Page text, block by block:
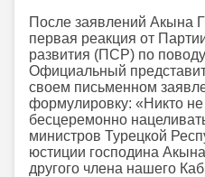
После заявлений Акына
первая реакция от
развития (ПСР) по
Официальный
своем письменном
формулировку: «Никто
бесцеремонно
министров Турецкой
юстиции господина
другого члена нашего